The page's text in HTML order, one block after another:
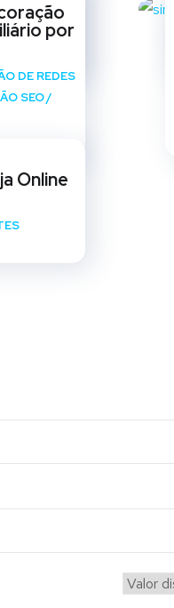
SEO/
por
DE REDES
SEO/
Online